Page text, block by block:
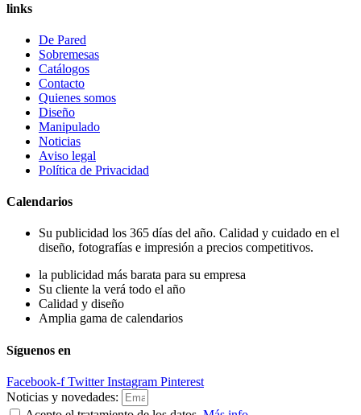
links
De Pared
Sobremesas
Catálogos
Contacto
Quienes somos
Diseño
Manipulado
Noticias
Aviso legal
Política de Privacidad
Calendarios
Su publicidad los 365 días del año. Calidad y cuidado en el
diseño, fotografías e impresión a precios competitivos.
la publicidad más barata para su empresa
Su cliente la verá todo el año
Calidad y diseño
Amplia gama de calendarios
Síguenos en
Facebook-f Twitter Instagram Pinterest
Noticias y novedades: